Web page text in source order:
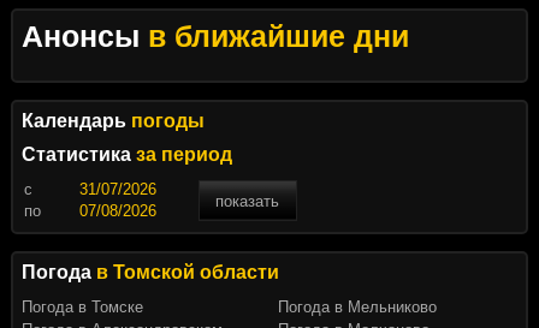
Анонсы в ближайшие дни
Календарь погоды
Статистика за период
c
показать
по
Погода в Томской области
Погода в Томске
Погода в Мельниково